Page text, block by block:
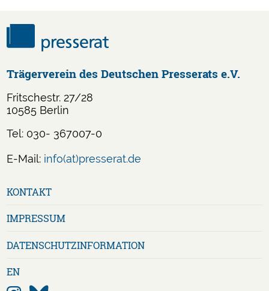
Trägerverein des Deutschen Presserats e.V.
Fritschestr. 27/28
10585 Berlin
Tel: 030- 367007-0
E-Mail: info(at)presserat.de
überspringen
KONTAKT
IMPRESSUM
DATENSCHUTZ­INFORMATION
EN